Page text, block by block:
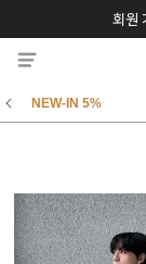
회원
추석 특별
NEW-IN 5%